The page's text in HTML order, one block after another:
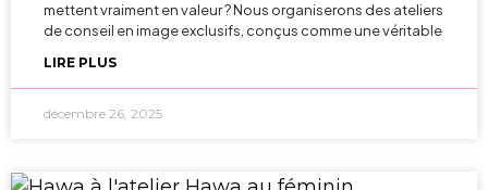
mettent vraiment en valeur ? Nous organiserons des ateliers
de conseil en image exclusifs, conçus comme une véritable
LIRE PLUS
décembre 26, 2025